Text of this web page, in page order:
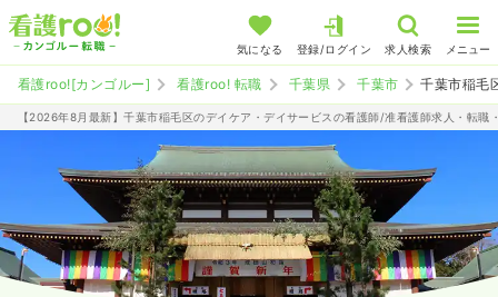
気になる 登録/ログイン 求人検索 メニュー
看護roo![カンゴルー] 看護roo! 転職 千葉県 千葉市 千葉市稲毛
【2026年8月最新】千葉市稲毛区のデイケア・デイサービスの看護師/准看護師求人・転職